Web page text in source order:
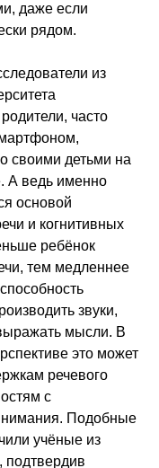
даже если
рядом.
из
часто
своими детьми на
А ведь именно
основой
и когнитивных
ребёнок
тем медленнее
звуки,
мысли. В
это может
речевого
с
Подобные
учёные из
подтвердив